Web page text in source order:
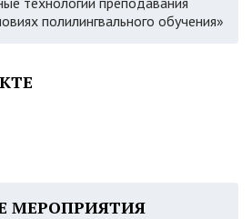
полилингвального обучения»
МЕРОПРИЯТИЯ